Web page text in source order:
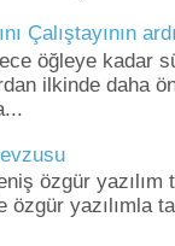
Çalıştayının
öğleye kadar
ilkinde daha
özgür
yazılımla